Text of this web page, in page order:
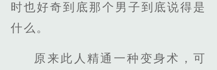
时也好奇到底那个男子到底说得是
什么。
原来此人精通一种变身术，可